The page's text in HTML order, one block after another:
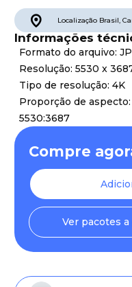
Localização Brasil,
Informações
Formato do arquivo:
Resolução: 5530 x
Tipo de resolução: 4K
Proporção de aspecto:
5530:3687
Compre
Ver pacotes